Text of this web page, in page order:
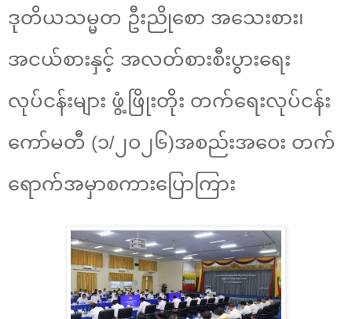
ဒုတိယသမ္မတ ဦးညိုစော အသေးစား၊
အငယ်စားနှင့် အလတ်စားစီးပွားရေး
လုပ်ငန်းများ ဖွံ့ဖြိုးတိုး တက်ရေးလုပ်ငန်း
ကော်မတီ (၁/၂ဝ၂၆)အစည်းအဝေး တက်
ရောက်အမှာစကားပြောကြား